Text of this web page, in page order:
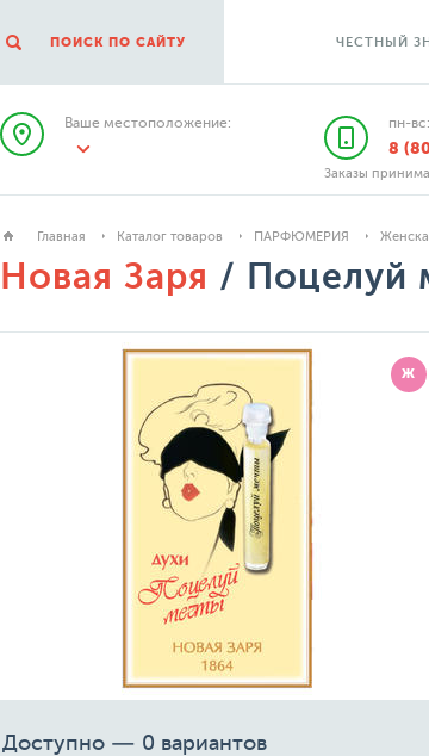
ПОИСК ПО САЙТУ ЧЕСТНЫЙ
Ваше местоположение: пн-
8
Заказы
Главная Каталог товаров ПАРФЮМЕРИЯ
Новая Заря / Поцелуй
Ж
Доступно — 0 вариантов